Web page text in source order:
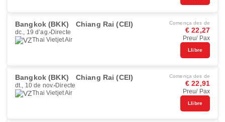
Bangkok (BKK) Chiang Rai (CEI)
dc., 19 d’ag. Directe
Thai Vietjet Air
Comença des de
€ 22,27
Preu/ Pax
Llibre
Bangkok (BKK) Chiang Rai (CEI)
dt., 10 de nov. Directe
Thai Vietjet Air
Comença des de
€ 22,91
Preu/ Pax
Llibre